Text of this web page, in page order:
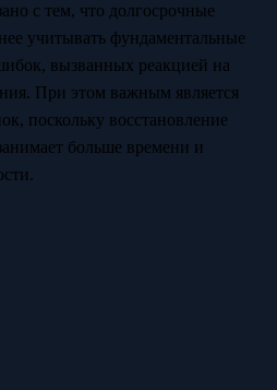
с тем, что долгосрочные
учитывать фундаментальные
вызванных реакцией на
При этом важным является
поскольку восстановление
больше времени и